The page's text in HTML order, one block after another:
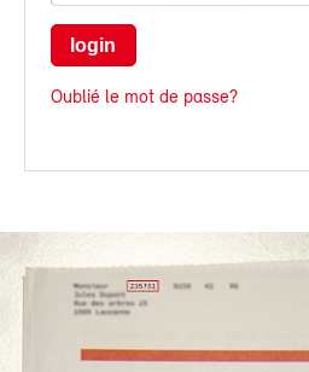
login
Oublié le mot de passe?